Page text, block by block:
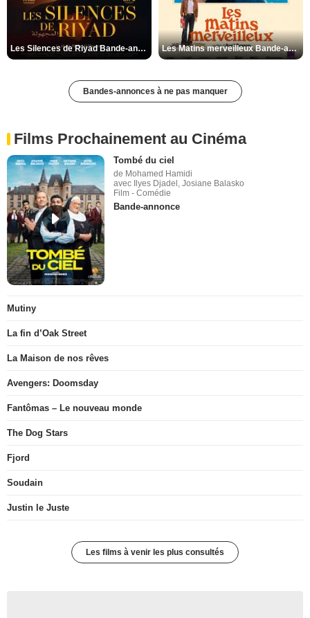
Les Silences de Riyad Bande-annonce VO STFR Les Matins merveilleux Bande-annonce VF
Bandes-annonces à ne pas manquer
Films Prochainement au Cinéma
Tombé du ciel
de Mohamed Hamidi
avec Ilyes Djadel, Josiane Balasko
Film - Comédie
Bande-annonce
Mutiny
La fin d’Oak Street
La Maison de nos rêves
Avengers: Doomsday
Fantômas – Le nouveau monde
The Dog Stars
Fjord
Soudain
Justin le Juste
Les films à venir les plus consultés